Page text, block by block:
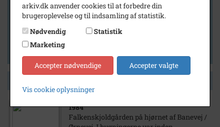
Vis kun med filmklip
Vis kun med kilder
1984
Falkenskjoldgården på hjørnet af Banevej /
arkiv.dk anvender cookies til at forbedre din
brugeroplevelse og til indsamling af statistik.
Nødvendig
Statistik
Marketing
Accepter nødvendige Accepter valgte
Vis cookie oplysninger